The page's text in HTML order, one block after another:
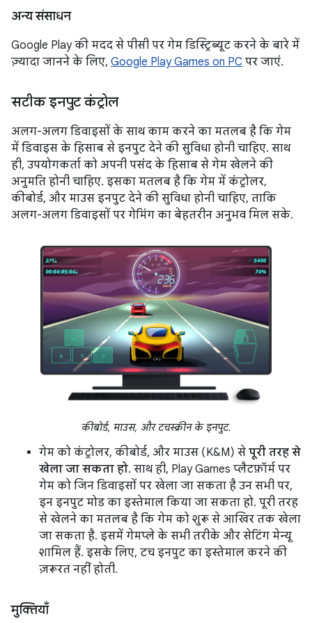
अन्य संसाधन
Google Play की मदद से पीसी पर गेम डिस्ट्रिब्यूट करने के बारे में
ज़्यादा जानने के लिए, Google Play Games on PC पर जाएं.
सटीक इनपुट कंट्रोल
अलग-अलग डिवाइसों के साथ काम करने का मतलब है कि गेम
में डिवाइस के हिसाब से इनपुट देने की सुविधा होनी चाहिए. साथ
ही, उपयोगकर्ता को अपनी पसंद के हिसाब से गेम खेलने की
अनुमति होनी चाहिए. इसका मतलब है कि गेम में कंट्रोलर,
कीबोर्ड, और माउस इनपुट देने की सुविधा होनी चाहिए, ताकि
अलग-अलग डिवाइसों पर गेमिंग का बेहतरीन अनुभव मिल सके.
कीबोर्ड, माउस, और टचस्क्रीन के इनपुट.
गेम को कंट्रोलर, कीबोर्ड, और माउस (K&M) से पूरी तरह से
खेला जा सकता हो. साथ ही, Play Games प्लैटफ़ॉर्म पर
गेम को जिन डिवाइसों पर खेला जा सकता है उन सभी पर,
इन इनपुट मोड का इस्तेमाल किया जा सकता हो. पूरी तरह
से खेलने का मतलब है कि गेम को शुरू से आखिर तक खेला
जा सकता है. इसमें गेमप्ले के सभी तरीके और सेटिंग मेन्यू
शामिल हैं. इसके लिए, टच इनपुट का इस्तेमाल करने की
ज़रूरत नहीं होती.
मुक्तियाँ